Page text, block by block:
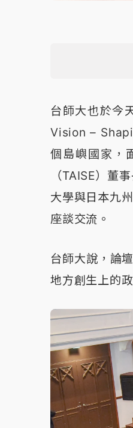
台師大也於今
Vision –
個島嶼國家，
（TAISE）董
大學與日本九
座談交流。
台師大說，論
地方創生上的